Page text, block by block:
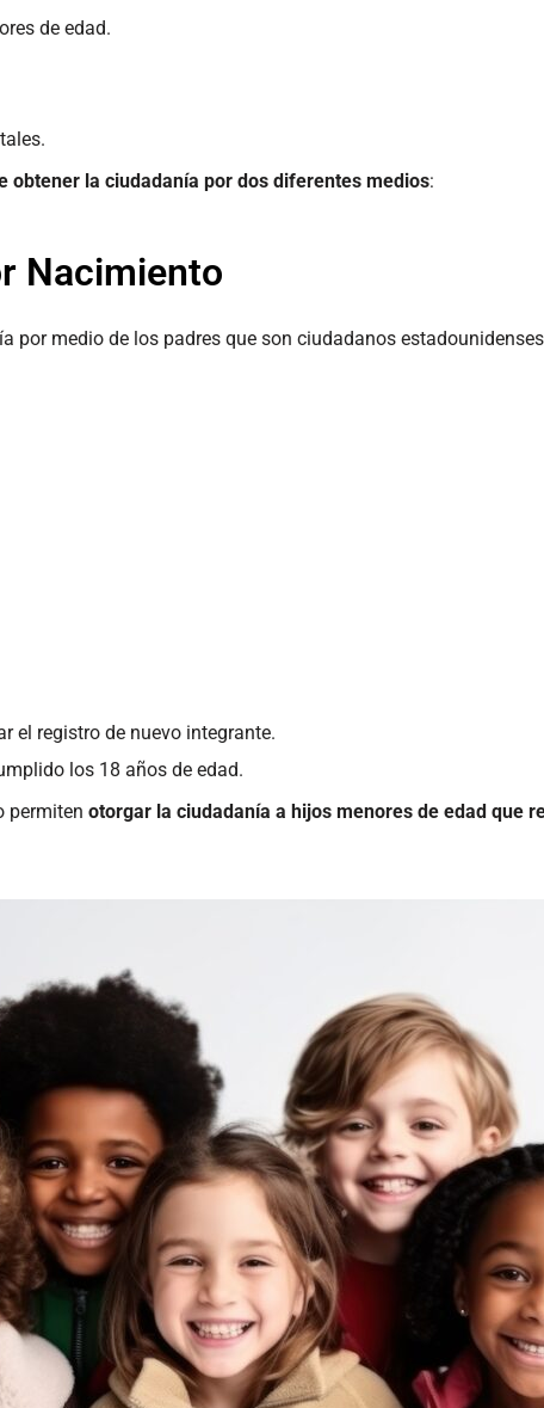
de edad.
obtener la ciudadanía por dos diferentes medios:
Nacimiento
por medio de los padres que son ciudadanos
el registro de nuevo integrante.
los 18 años de edad.
permiten otorgar la ciudadanía a hijos menores de edad que